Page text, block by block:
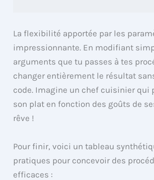
La flexibilité apportée par les
impressionnante. En modifiant
arguments que tu passes à tes
changer entièrement le résultat
code. Imagine un chef cuisinier qui
son plat en fonction des goûts de
rêve !
Pour finir, voici un tableau
pratiques pour concevoir des
efficaces :